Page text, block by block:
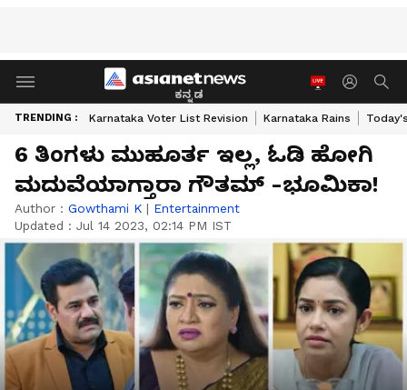
ಕನ್ನಡ
TRENDING : Karnataka Voter List Revision Karnataka Rains
6 ತಿಂಗಳು ಮುಹೂರ್ತ ಇಲ್ಲ, ಓಡಿ ಹೋಗಿ
ಮದುವೆಯಾಗ್ತಾರಾ ಗೌತಮ್‌ -ಭೂಮಿಕಾ!
Author : Gowthami K | Entertainment
Updated : Jul 14 2023, 02:14 PM IST